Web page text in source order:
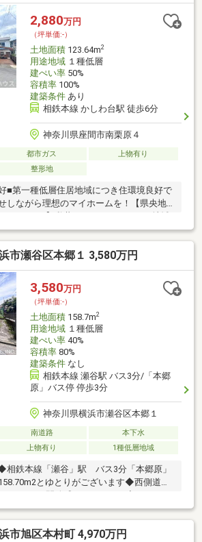
2,880万円
（坪単価:-）
土地面積123.64m2
用途地域１種低層
建ぺい率50%
容積率100%
建築条件あり
相鉄本線 かしわ台駅 徒歩6分
神奈川県座間市南栗原４
都市ガス
上物有り
整形地
■第一種低層住居地域につき住環境良好で
しながら理想のマイホームを！【県央地
おります。その地域ナンバーワンを目指
に掲載していない未公開物件も多数ござ
ど良い物件が無いなぁ。。。頭金無
お家の買い替えってどうするんだろ
にご相談ください！！有資格者がしっかり
ます！！ ◆お問い合わせは株式会社オレ
市瀬谷区本郷１ 3,580万円
3,580万円
（坪単価:-）
土地面積158.7m2
用途地域１種低層
建ぺい率40%
容積率80%
建築条件なし
相鉄本線 瀬谷駅 バス3分/「本郷
原」バス停 停歩3分
神奈川県横浜市瀬谷区本郷１
南道路
本下水
上物有り 1種低層地域
鉄本線「瀬谷」駅 バス3分「本郷原」
とゆとりがございます◆西側道
40％◆容積率：80％◆物件周辺は閑静な
す◆建築条件はありませんので、お好き
可能です
市旭区本村町 4,970万円